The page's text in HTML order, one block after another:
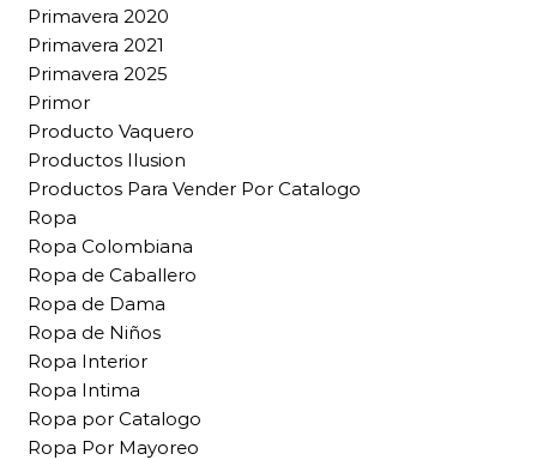
Primavera 2020
Primavera 2021
Primavera 2025
Primor
Producto Vaquero
Productos Ilusion
Productos Para Vender Por Catalogo
Ropa
Ropa Colombiana
Ropa de Caballero
Ropa de Dama
Ropa de Niños
Ropa Interior
Ropa Intima
Ropa por Catalogo
Ropa Por Mayoreo